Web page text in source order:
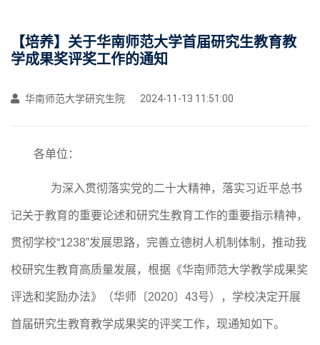
【培养】关于华南师范大学首届研究生教育教
学成果奖评奖工作的通知
华南师范大学研究生院 2024-11-13 11:51:00
各单位 ：
为深入贯彻落实党的二十大精神，落实习近平总书
记关于教育的重要论述和研究生教育工作的重要指示精神，
贯彻学校“1238”发展思路，完善立德树人机制体制，推动我
校研究生教育高质量发展，根据 《华南师范大学教学成果奖
评选和奖励办法》（华师〔2020〕43号） ， 学校决定开展
首届研究生教育教学成果奖的评奖工作， 现通知如下。